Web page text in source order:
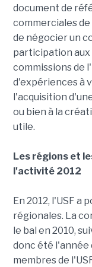
document de
commerciales de
de négocier un
participation
commissions de
d'expériences à
l'acquisition
ou bien à la
utile.
Les régions et
l'activité 2012
En 2012, l'USF
régionales. La
le bal en 2010,
donc été l'année
membres de